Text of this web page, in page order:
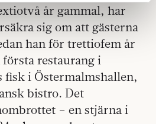
informationen med annan
eller som de har
deras tjänster.
vi hanterar personuppgifter
år gammal, har
sig om att gästerna
han för trettiofem år
restaurang i
fisk i Östermalmshallen,
bistro. Det
– en stjärna i